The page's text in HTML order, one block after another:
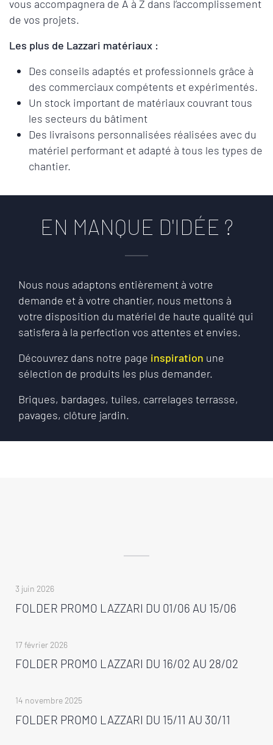
vous accompagnera de A à Z dans l’accomplissement
de vos projets.
Les plus de Lazzari matériaux :
Des conseils adaptés et professionnels grâce à
des commerciaux compétents et expérimentés.
Un stock important de matériaux couvrant tous
les secteurs du bâtiment
Des livraisons personnalisées réalisées avec du
matériel performant et adapté à tous les types de
chantier.
EN MANQUE D'IDÉE ?
Nous nous adaptons entièrement à votre
demande et à votre chantier, nous mettons à
votre disposition du matériel de haute qualité qui
satisfera à la perfection vos attentes et envies.
Découvrez dans notre page inspiration une
sélection de produits les plus demander.
Briques, bardages, tuiles, carrelages terrasse,
pavages, clôture jardin.
3 juin 2026
FOLDER PROMO LAZZARI DU 01/06 AU 15/06
17 février 2026
FOLDER PROMO LAZZARI DU 16/02 AU 28/02
14 novembre 2025
FOLDER PROMO LAZZARI DU 15/11 AU 30/11